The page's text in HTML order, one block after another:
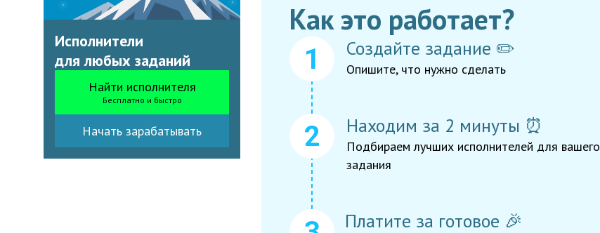
Исполнители
для любых заданий
Найти исполнителя
Бесплатно и быстро
Начать зарабатывать
Как это работает?
Создайте задание ✏️
Опишите, что нужно сделать
Находим за 2 минуты ⏰
Подбираем лучших исполнителей для вашего
задания
Платите за готовое 🎉